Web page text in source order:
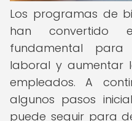
Los programas de
han convertido
fundamental
laboral y aumentar
empleados. A
algunos pasos
puede seguir para